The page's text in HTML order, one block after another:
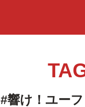
#響け！ユー